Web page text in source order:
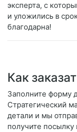
эксперта, с
и уложились в
благодарна!
Как
Заполните форму
Стратегический
детали и мы
получите посылку